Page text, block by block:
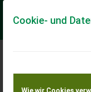
Cookie- und
Keine Anfrage